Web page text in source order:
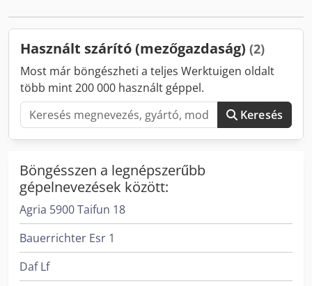
70.000 kg Dcsdjyxm E Rjpfx Aipok Alig látható kopásnyomok
Használt szárító (mezőgazdaság) (2)
Most már böngészheti a teljes Werktuigen oldalt
több mint 200 000 használt géppel.
Keresés
Böngésszen a legnépszerűbb
gépelnevezések között:
Agria 5900 Taifun 18
Bauerrichter Esr 1
Daf Lf